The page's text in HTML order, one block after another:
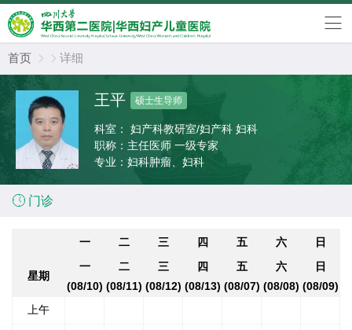
首页   详细
王平 硕士生导师
科室：
妇产科教研室/妇产科 妇科
职称： 主任医师 一级专家
专业： 妇科肿瘤、妇科
 门诊
一 二 三 四 五 六 日
星期
一
(08/10)
二
(08/11)
三
(08/12)
四
(08/13)
五
(08/07)
六
(08/08)
日
(08/09)
上午